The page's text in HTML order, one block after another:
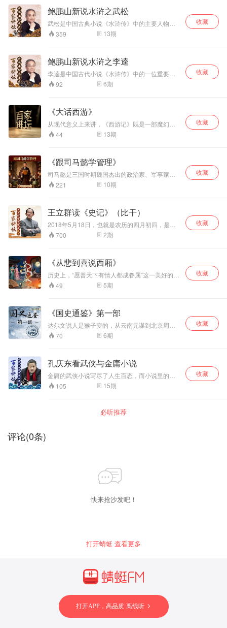
上梁山聚义厅，林冲走过了一条艰苦险恶的人生
道路。上海电视大学鲍鹏山副教授主讲大型系列
节目《鲍鹏山新说水浒》。
鲍鹏山新说水浒之武松
武松是中国古典小说《水浒传》中的主要人物之
一（也在《金瓶梅》中出现），是梁山一百单八
将之一，在梁山排行第十四位，人称行者武松。
打虎”的事迹也在后世广为流传。
359 13期
收藏
鲍鹏山新说水浒之李逵
李逵是中国古代小说《水浒传》中的一位重要人
物，他也是在《水浒传》中最鲁莽的人物，尽管
如此，但他为人心粗胆大、率直忠诚、仗义疏
92 6期
收藏
《大话西游》
从现代意义上来讲，《西游记》既是一部魔幻小
说，也是一部成长小说。因为，每个人的人生都
是一场“西游记”，需要在向理想高峰攀登的过程中
磨砺，所有的坎坷终将成为生命中的财富。
44 13期
收藏
《跟司马懿学管理》
司马懿是三国时期魏国杰出的政治家、军事家，
西晋王朝的奠基人，是辅佐了魏国三代的托孤辅
政之重臣，后期成为全权掌控魏国朝政的权臣，
亮的北伐。本节目通过讲述司马懿一生中遇到的
众多历史事件，分析他的应对策略和处事技巧，
着重对司马懿的管理才能进行详尽的分析，并与
今天的职场生活相结合，把东方智慧与现代理念
相结合，语言生动幽默，点评到位，妙趣横生。
221 10期
收藏
王立群读《史记》（比干）
2018年5月18日，也就是农历的四月初四，是比
干诞辰3110周年。比干——我国历史上一位极具
神话色彩的人物。在比干千年诞辰之际，河南大
历史真相，精彩讲述《读<史记>说比干》
700 2期
收藏
《从悲到喜说西厢》
历史上，“愿普天下有情人都成眷属”这一美好的愿
望，不知成为多少文学作品的主题，《西厢记》
便是描绘这一主题的最成功的戏剧。天下父母无
为何不让莺莺和自己的心上人张生谈恋爱呢，那
么莺莺的丫鬟红娘又如何设计把老夫人引入陷
阱，从而成就一段美好姻缘的呢？
49 5期
收藏
《国史通鉴》第一部
达尔文说人是猴子变的，从云南元谋到北京周
口，中国人是怎么进化的呢？上下五千年中华文
明的源头又在哪里？
70 6期
收藏
孔庆东看武侠与金庸小说
金庸的武侠小说写尽了人生百态，而小说里的主
要人物，无一不是金庸自身各个阶段的思想反
映，纵观金庸小说的武侠人物，它又是金庸成思
《书剑恩仇录》涉足武林，随后《雪山飞狐》
《射雕英雄传》《飞狐外传》也冲出江湖。此时
105 15期
收藏
必听推荐
评论(0条)
快来抢沙发吧！
打开蜻蜓 查看更多
打开APP，高品质·离线听